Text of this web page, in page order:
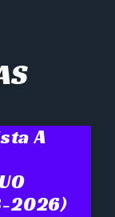
A
2026)